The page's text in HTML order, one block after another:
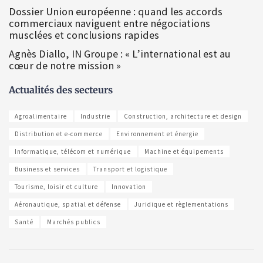
Dossier Union européenne : quand les accords
commerciaux naviguent entre négociations
musclées et conclusions rapides
Agnès Diallo, IN Groupe : « L’international est au
cœur de notre mission »
Actualités des secteurs
Agroalimentaire Industrie Construction, architecture et design
Distribution et e-commerce Environnement et énergie
Informatique, télécom et numérique Machine et équipements
Business et services Transport et logistique
Tourisme, loisir et culture Innovation
Aéronautique, spatial et défense Juridique et règlementations
Santé Marchés publics